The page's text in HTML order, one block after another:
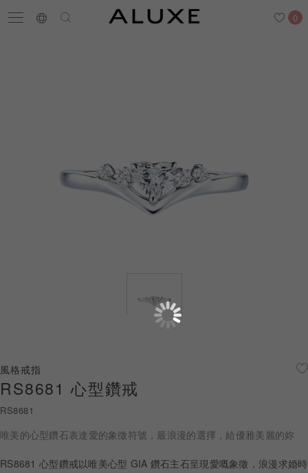
0
門市一覽 預約來店
黃金金飾
關於ALUXE
風格戒指
RS8681 心型鑽戒
RS8681
唯美的心型鑽石表達愛的象徵符號，最浪漫的選擇，給優雅美麗的妳
RS8681 心型鑽戒以唯美心型 GIA 鑽石主石呈現愛嘅象徵，浪漫求婚時